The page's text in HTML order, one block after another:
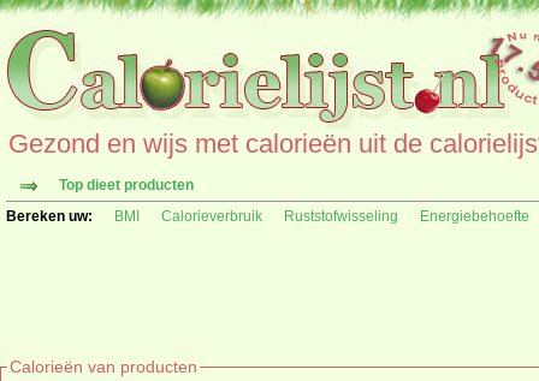
Gezond en wijs met calorieën uit de
Top dieet producten
Bereken uw:
BMI Calorieverbruik Ruststofwisseling Energiebehoefte
Calorieën van producten